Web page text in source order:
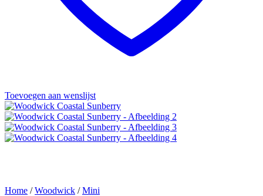
Toevoegen aan wenslijst
Home / Woodwick / Mini